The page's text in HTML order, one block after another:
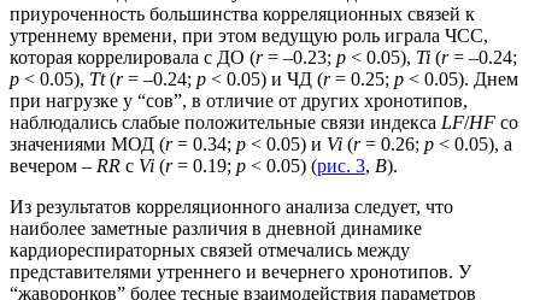
приуроченность большинства корреляционных связей к
утреннему времени, при этом ведущую роль играла ЧСС,
которая коррелировала с ДО (r= –0.23; p < 0.05), Ti (r= –0.24;
p < 0.05), Tt(r= –0.24; p < 0.05) и ЧД (r= 0.25; p < 0.05). Днем
при нагрузке у “сов”, в отличие от других хронотипов,
наблюдались слабые положительные связи индекса LF/HF со
значениями МОД (r= 0.34; p < 0.05) и Vi (r= 0.26; p < 0.05), а
вечером – RR с Vi (r= 0.19; p < 0.05) (рис. 3, В).
Из результатов корреляционного анализа следует, что
наиболее заметные различия в дневной динамике
кардиореспираторных связей отмечались между
представителями утреннего и вечернего хронотипов. У
“жаворонков” более тесные взаимодействия параметров